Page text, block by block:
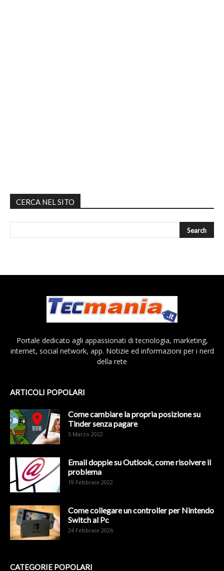
CERCA NEL SITO
Portale dedicato agli appassionati di tecnologia, marketing,
internet, social network, app. Notizie ed informazioni per i nerd
della rete
ARTICOLI POPOLARI
Come cambiare la propria posizione su
Tinder senza pagare
5 Marzo 2022
Email doppie su Outlook, come risolvere il
problema
19 Febbraio 2022
Come collegare un controller per Nintendo
Switch al Pc
24 Febbraio 2026
CATEGORIE POPOLARI